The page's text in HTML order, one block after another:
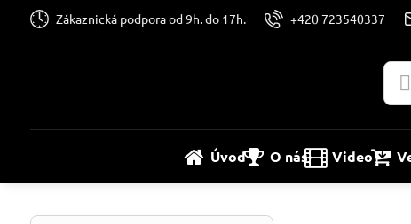
Zákaznická podpora od 9h. do 17h. +420 723540337
Úvod O nás Video